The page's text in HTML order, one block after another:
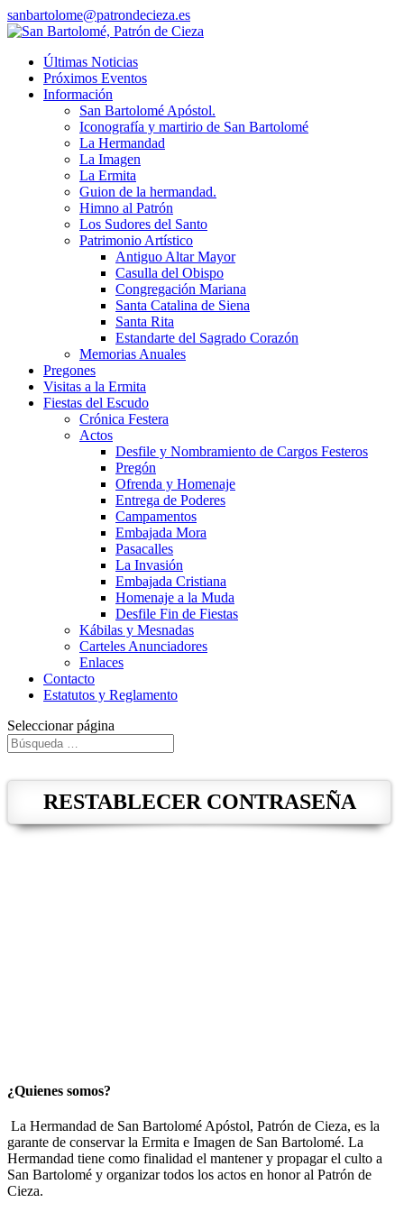
sanbartolome@patrondecieza.es
Últimas Noticias
Próximos Eventos
Información
San Bartolomé Apóstol.
Iconografía y martirio de San Bartolomé
La Hermandad
La Imagen
La Ermita
Guion de la hermandad.
Himno al Patrón
Los Sudores del Santo
Patrimonio Artístico
Antiguo Altar Mayor
Casulla del Obispo
Congregación Mariana
Santa Catalina de Siena
Santa Rita
Estandarte del Sagrado Corazón
Memorias Anuales
Pregones
Visitas a la Ermita
Fiestas del Escudo
Crónica Festera
Actos
Desfile y Nombramiento de Cargos Festeros
Pregón
Ofrenda y Homenaje
Entrega de Poderes
Campamentos
Embajada Mora
Pasacalles
La Invasión
Embajada Cristiana
Homenaje a la Muda
Desfile Fin de Fiestas
Kábilas y Mesnadas
Carteles Anunciadores
Enlaces
Contacto
Estatutos y Reglamento
Seleccionar página
RESTABLECER CONTRASEÑA
¿Quienes somos?
La Hermandad de San Bartolomé Apóstol, Patrón de Cieza, es la
garante de conservar la Ermita e Imagen de San Bartolomé. La
Hermandad tiene como finalidad el mantener y propagar el culto a
San Bartolomé y organizar todos los actos en honor al Patrón de
Cieza.